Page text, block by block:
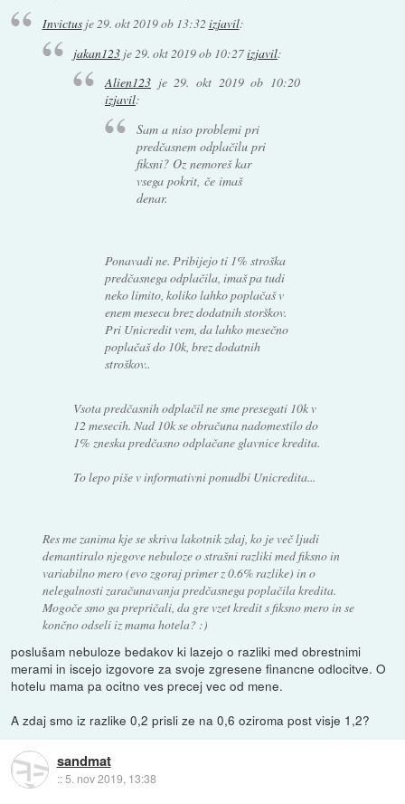
Invictusje29. okt 2019 ob 13:32 izjavil:
jakan123 je 29. okt 2019 ob 10:27izjavil:
Alien123je29. okt 2019 ob 10:20
izjavil:
Sam a niso problemi pri
predčasnem odplačilu pri
fiksni? Oz nemoreš kar
vsega pokrit, če imaš
denar.
Ponavadi ne. Pribijejo ti 1% stroška
predčasnega odplačila, imaš pa tudi
neko limito, koliko lahko poplačaš v
enem mesecu brez dodatnih storškov.
Pri Unicredit vem, da lahko mesečno
poplačaš do 10k, brez dodatnih
stroškov..
Vsota predčasnih odplačil ne sme presegati 10k v
12 mesecih. Nad 10k se obračuna nadomestilo do
1% zneska predčasno odplačane glavnice kredita.
To lepo piše v informativni ponudbi Unicredita...
Res me zanima kje se skriva lakotnik zdaj, ko je več ljudi
demantiralo njegove nebuloze o strašni razliki med fiksno in
variabilno mero (evo zgoraj primer z 0.6% razlike) in o
nelegalnosti zaračunavanja predčasnega poplačila kredita.
Mogoče smo ga prepričali, da gre vzet kredit s fiksno mero in se
končno odseli iz mama hotela? :)
poslušam nebuloze bedakov ki lazejo o razliki med obrestnimi
merami in iscejo izgovore za svoje zgresene financne odlocitve. O
hotelu mama pa ocitno ves precej vec od mene.
A zdaj smo iz razlike 0,2 prisli ze na 0,6 oziroma post visje 1,2?
sandmat
::5. nov 2019, 13:38